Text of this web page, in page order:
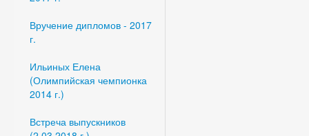
Вручение дипломов - 2017
г.
Ильиных Елена
(Олимпийская чемпионка
2014 г.)
Встреча выпускников